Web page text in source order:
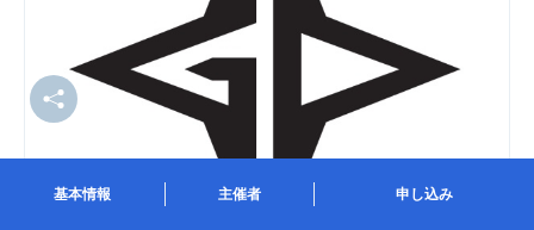
基本情報 主催者 申し込み